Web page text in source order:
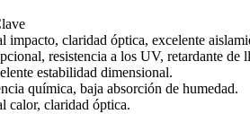
impacto, claridad óptica, excelente
resistencia a los UV, retardante de
estabilidad dimensional.
química, baja absorción de humedad.
calor, claridad óptica.